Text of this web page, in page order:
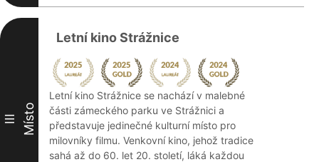
III Místo
Letní kino Strážnice
Letní kino Strážnice se nachází v malebné
části zámeckého parku ve Strážnici a
představuje jedinečné kulturní místo pro
milovníky filmu. Venkovní kino, jehož tradice
sahá až do 60. let 20. století, láká každou